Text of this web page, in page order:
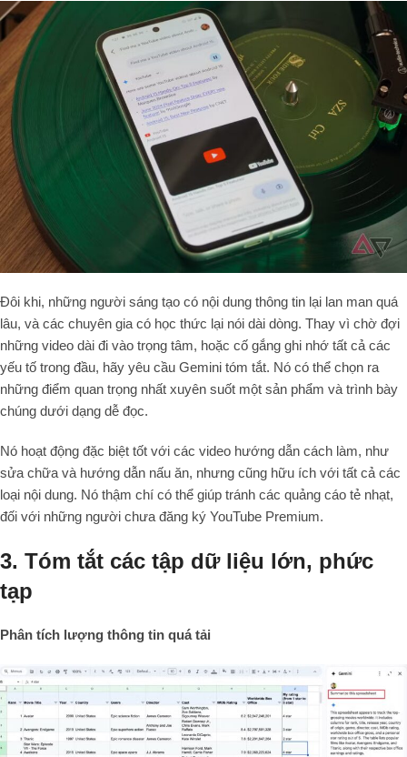
Đôi khi, những người sáng tạo có nội dung thông tin lại lan man quá
lâu, và các chuyên gia có học thức lại nói dài dòng. Thay vì chờ đợi
những video dài đi vào trọng tâm, hoặc cố gắng ghi nhớ tất cả các
yếu tố trong đầu, hãy yêu cầu Gemini tóm tắt. Nó có thể chọn ra
những điểm quan trọng nhất xuyên suốt một sản phẩm và trình bày
chúng dưới dạng dễ đọc.
Nó hoạt động đặc biệt tốt với các video hướng dẫn cách làm, như
sửa chữa và hướng dẫn nấu ăn, nhưng cũng hữu ích với tất cả các
loại nội dung. Nó thậm chí có thể giúp tránh các quảng cáo tẻ nhạt,
đối với những người chưa đăng ký YouTube Premium.
3. Tóm tắt các tập dữ liệu lớn, phức
tạp
Phân tích lượng thông tin quá tải